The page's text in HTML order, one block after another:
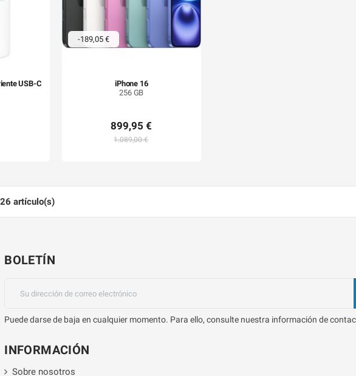
USB-C
-189,05 €
iPhone 16
256 GB
899,95 €
1.089,00 €
artículo(s)
BOLETÍN
Puede darse de baja en cualquier momento. Para ello, consulte nuestra información de
INFORMACIÓN
Sobre nosotros